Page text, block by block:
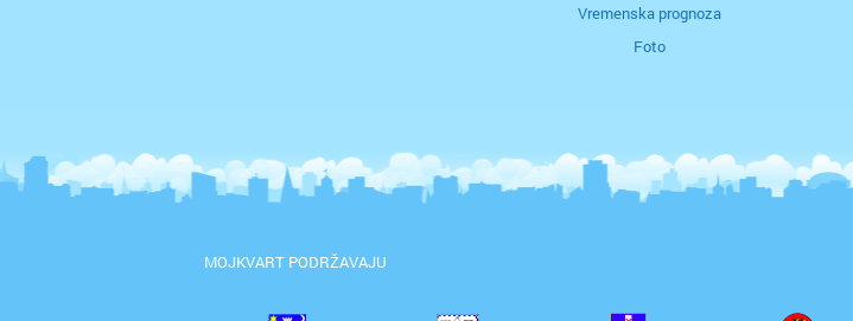
Vremenska prognoza
Foto
MOJKVART PODRŽAVAJU